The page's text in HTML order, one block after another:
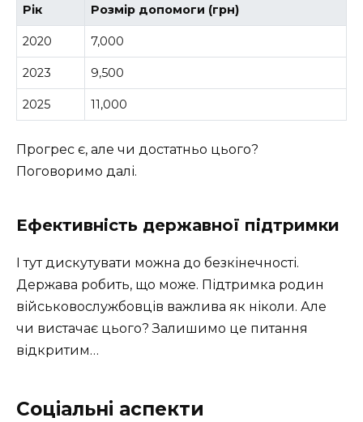
Рік Розмір допомоги (грн)
2020 7,000
2023 9,500
2025 11,000
Прогрес є, але чи достатньо цього?
Поговоримо далі.
Ефективність державної підтримки
І тут дискутувати можна до безкінечності.
Держава робить, що може. Підтримка родин
військовослужбовців важлива як ніколи. Але
чи вистачає цього? Залишимо це питання
відкритим…
Соціальні аспекти